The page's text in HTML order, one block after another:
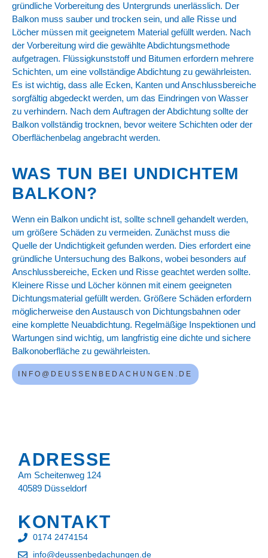
gründliche Vorbereitung des Untergrunds unerlässlich. Der
Balkon muss sauber und trocken sein, und alle Risse und
Löcher müssen mit geeignetem Material gefüllt werden. Nach
der Vorbereitung wird die gewählte Abdichtungsmethode
aufgetragen. Flüssigkunststoff und Bitumen erfordern mehrere
Schichten, um eine vollständige Abdichtung zu gewährleisten.
Es ist wichtig, dass alle Ecken, Kanten und Anschlussbereiche
sorgfältig abgedeckt werden, um das Eindringen von Wasser
zu verhindern. Nach dem Auftragen der Abdichtung sollte der
Balkon vollständig trocknen, bevor weitere Schichten oder der
Oberflächenbelag angebracht werden.
WAS TUN BEI UNDICHTEM
BALKON?
Wenn ein Balkon undicht ist, sollte schnell gehandelt werden,
um größere Schäden zu vermeiden. Zunächst muss die
Quelle der Undichtigkeit gefunden werden. Dies erfordert eine
gründliche Untersuchung des Balkons, wobei besonders auf
Anschlussbereiche, Ecken und Risse geachtet werden sollte.
Kleinere Risse und Löcher können mit einem geeigneten
Dichtungsmaterial gefüllt werden. Größere Schäden erfordern
möglicherweise den Austausch von Dichtungsbahnen oder
eine komplette Neuabdichtung. Regelmäßige Inspektionen und
Wartungen sind wichtig, um langfristig eine dichte und sichere
Balkonoberfläche zu gewährleisten.
INFO@DEUSSENBEDACHUNGEN.DE
ADRESSE
Am Scheitenweg 124
40589 Düsseldorf
KONTAKT
0174 2474154
info@deussenbedachungen.de